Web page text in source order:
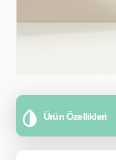
Ürün Özellikleri